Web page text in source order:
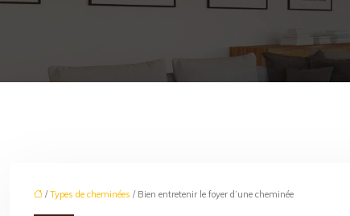
/Types de cheminées / Bien entretenir le foyer d’une cheminée